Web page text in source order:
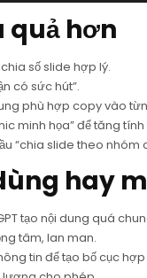
quả hơn
số slide hợp lý.
có sức hút”.
phù hợp copy vào
minh họa” để tăng
“chia slide theo nhóm
hay
tạo nội dung quá
tâm, lan man.
tin để tạo bố cục hợp